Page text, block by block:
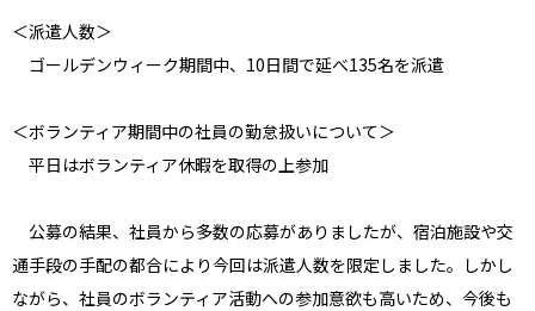
＜派遣人数＞
ゴールデンウィーク期間中、10日間で延べ135名を派遣
＜ボランティア期間中の社員の勤怠扱いについて＞
平日はボランティア休暇を取得の上参加
公募の結果、社員から多数の応募がありましたが、宿泊施設や交
通手段の手配の都合により今回は派遣人数を限定しました。しかし
ながら、社員のボランティア活動への参加意欲も高いため、今後も